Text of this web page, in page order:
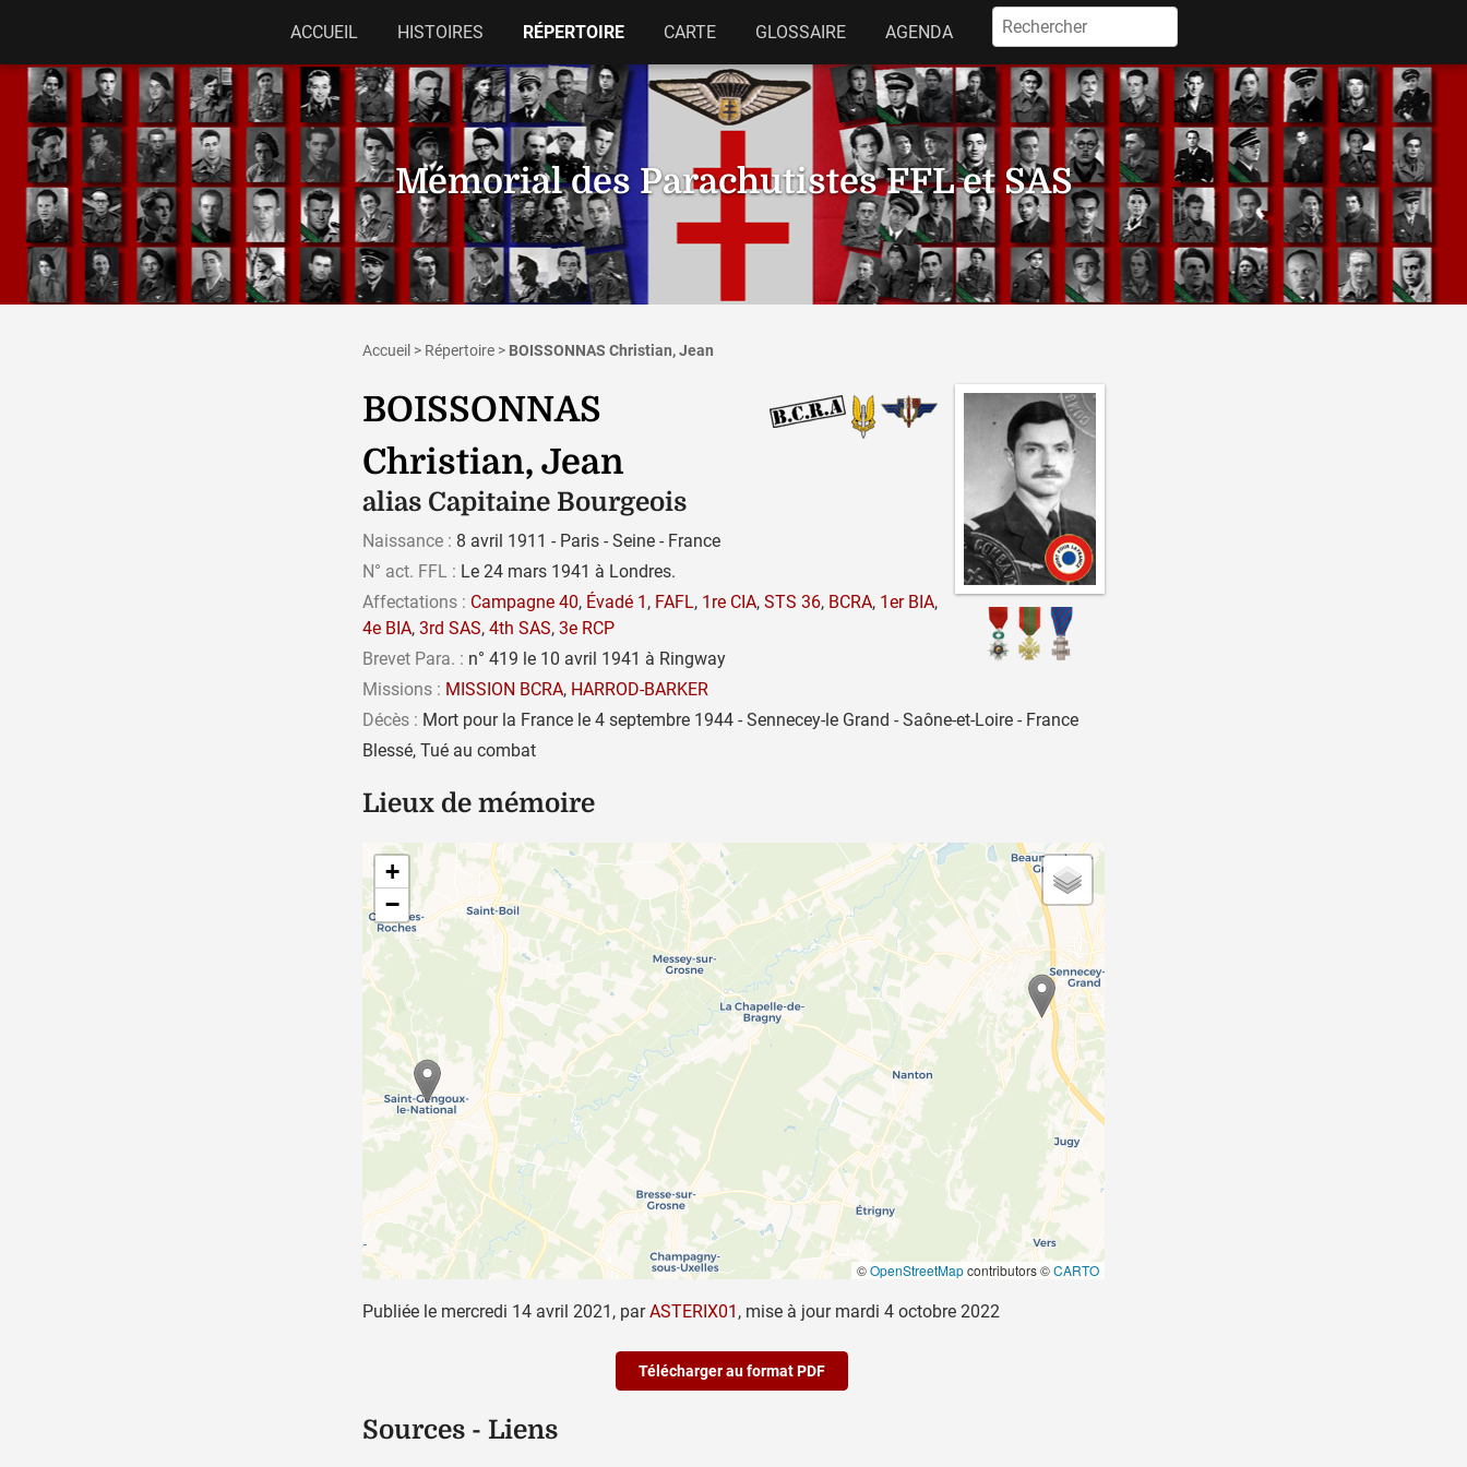
Mémorial des Parachutistes FFL et SAS
ACCUEIL HISTOIRES RÉPERTOIRE CARTE GLOSSAIRE AGENDA
Rechercher :
Accueil > Répertoire > BOISSONNAS Christian, Jean
BOISSONNAS
Christian, Jean
alias Capitaine Bourgeois
Naissance : 8 avril 1911 - Paris - Seine - France
N° act. FFL : Le 24 mars 1941 à Londres.
Affectations : Campagne 40, Évadé 1 , FAFL, 1re CIA, STS 36, BCRA, 1er BIA,
4e BIA, 3rd SAS, 4th SAS, 3e RCP
Brevet Para. : n° 419 le 10 avril 1941 à Ringway
Missions : MISSION BCRA, HARROD-BARKER
Décès : Mort pour la France le 4 septembre 1944 - Sennecey-le Grand - Saône-et-Loire - France
Blessé, Tué au combat
Lieux de mémoire
+
−
©OpenStreetMapcontributors ©CARTO
Publiée le mercredi 14 avril 2021 , parASTERIX01 , mise à jour mardi 4 octobre 2022
Télécharger au format PDF
Sources - Liens